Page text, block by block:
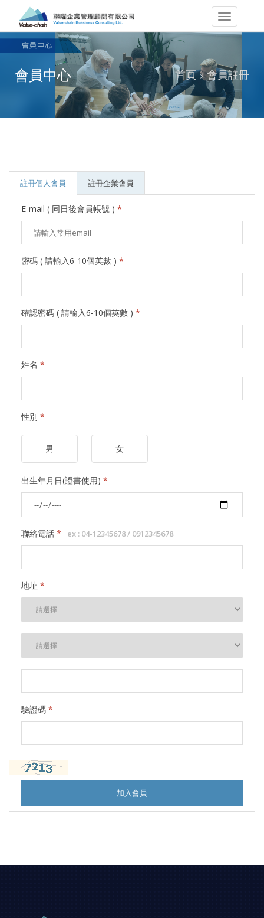
會員中心 首頁 會員註冊
註冊個人會員 註冊企業會員
E-mail ( 同日後會員帳號 ) *
密碼 ( 請輸入6-10個英數 ) *
確認密碼 ( 請輸入6-10個英數 ) *
姓名 *
性別 *
男 女
出生年月日(證書使用) *
聯絡電話 *
地址 *
驗證碼 *
加入會員